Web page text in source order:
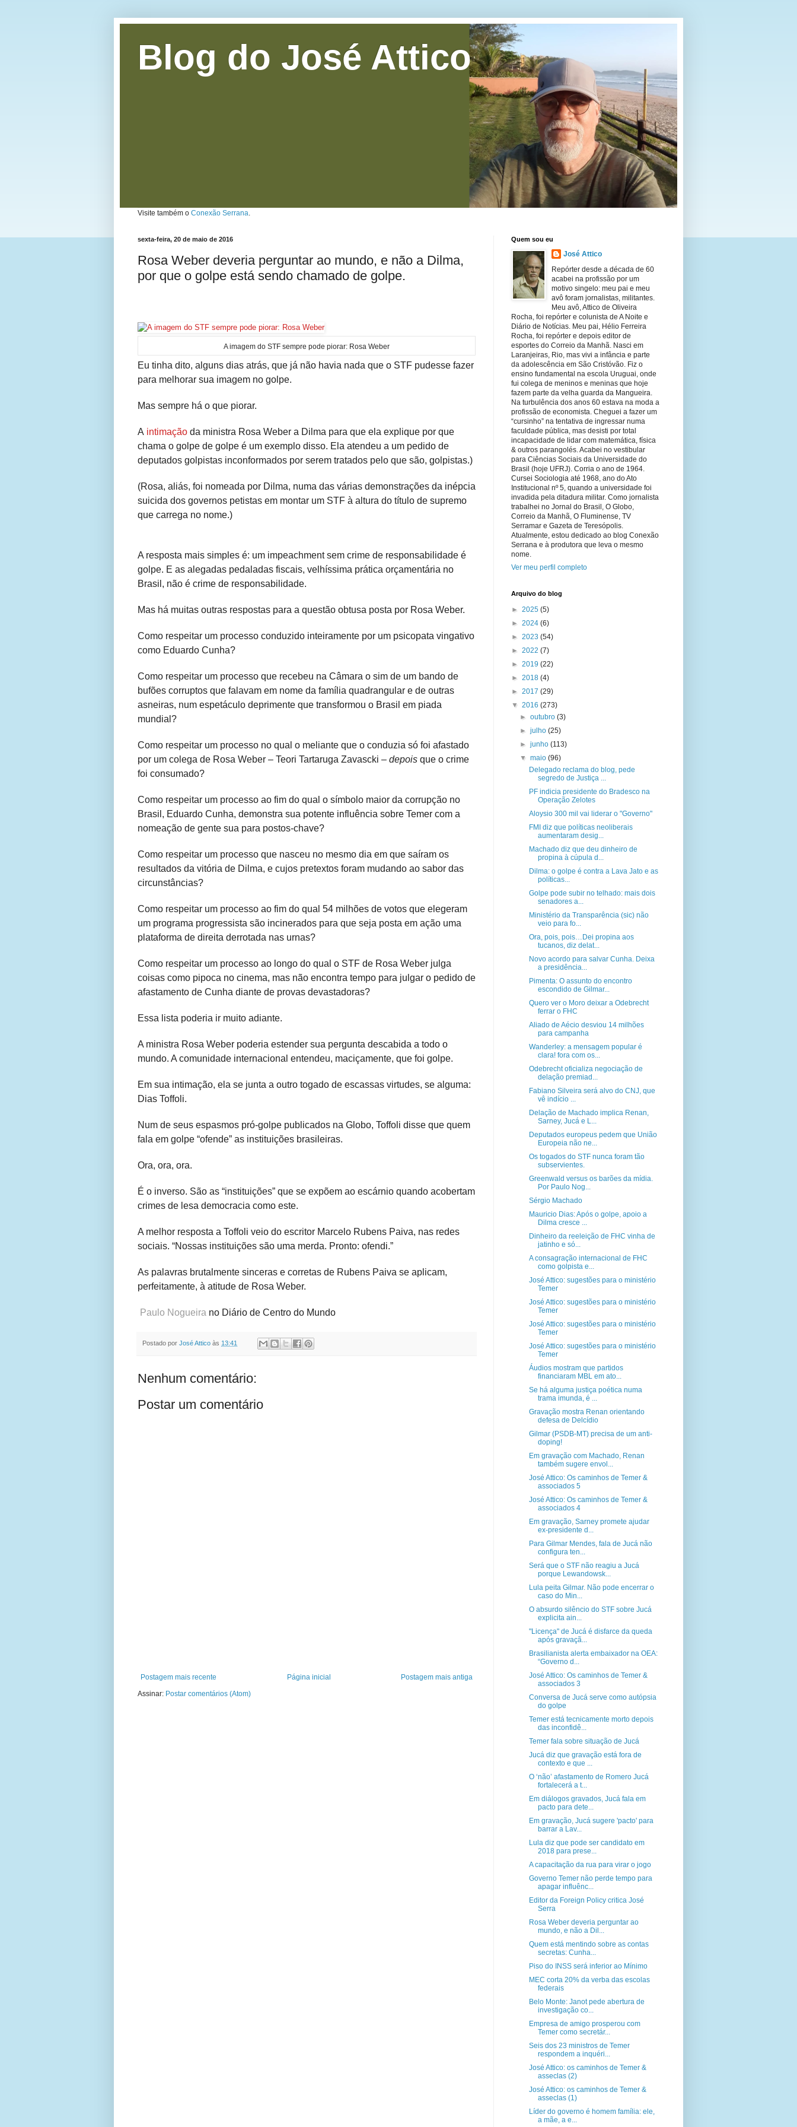
Blog do José Attico
Visite também o Conexão Serrana.
sexta-feira, 20 de maio de 2016
Rosa Weber deveria perguntar ao mundo, e não a Dilma,
por que o golpe está sendo chamado de golpe.
A imagem do STF sempre pode piorar: Rosa Weber
Eu tinha dito, alguns dias atrás, que já não havia nada que o STF pudesse fazer
para melhorar sua imagem no golpe.
Mas sempre há o que piorar.
A intimação da ministra Rosa Weber a Dilma para que ela explique por que
chama o golpe de golpe é um exemplo disso. Ela atendeu a um pedido de
deputados golpistas inconformados por serem tratados pelo que são, golpistas.)
(Rosa, aliás, foi nomeada por Dilma, numa das várias demonstrações da inépcia
suicida dos governos petistas em montar um STF à altura do título de supremo
que carrega no nome.)
A resposta mais simples é: um impeachment sem crime de responsabilidade é
golpe. E as alegadas pedaladas fiscais, velhíssima prática orçamentária no
Brasil, não é crime de responsabilidade.
Mas há muitas outras respostas para a questão obtusa posta por Rosa Weber.
Como respeitar um processo conduzido inteiramente por um psicopata vingativo
como Eduardo Cunha?
Como respeitar um processo que recebeu na Câmara o sim de um bando de
bufões corruptos que falavam em nome da família quadrangular e de outras
asneiras, num espetáculo deprimente que transformou o Brasil em piada
mundial?
Como respeitar um processo no qual o meliante que o conduzia só foi afastado
por um colega de Rosa Weber – Teori Tartaruga Zavascki – depois que o crime
foi consumado?
Como respeitar um processo ao fim do qual o símbolo maior da corrupção no
Brasil, Eduardo Cunha, demonstra sua potente influência sobre Temer com a
nomeação de gente sua para postos-chave?
Como respeitar um processo que nasceu no mesmo dia em que saíram os
resultados da vitória de Dilma, e cujos pretextos foram mudando ao sabor das
circunstâncias?
Como respeitar um processo ao fim do qual 54 milhões de votos que elegeram
um programa progressista são incinerados para que seja posta em ação uma
plataforma de direita derrotada nas urnas?
Como respeitar um processo ao longo do qual o STF de Rosa Weber julga
coisas como pipoca no cinema, mas não encontra tempo para julgar o pedido de
afastamento de Cunha diante de provas devastadoras?
Essa lista poderia ir muito adiante.
A ministra Rosa Weber poderia estender sua pergunta descabida a todo o
mundo. A comunidade internacional entendeu, maciçamente, que foi golpe.
Em sua intimação, ela se junta a outro togado de escassas virtudes, se alguma:
Dias Toffoli.
Num de seus espasmos pró-golpe publicados na Globo, Toffoli disse que quem
fala em golpe “ofende” as instituições brasileiras.
Ora, ora, ora.
É o inverso. São as “instituições” que se expõem ao escárnio quando acobertam
crimes de lesa democracia como este.
A melhor resposta a Toffoli veio do escritor Marcelo Rubens Paiva, nas redes
sociais. “Nossas instituições são uma merda. Pronto: ofendi.”
As palavras brutalmente sinceras e corretas de Rubens Paiva se aplicam,
perfeitamente, à atitude de Rosa Weber.
Paulo Nogueira no Diário de Centro do Mundo
Postado por José Attico às 13:41
Nenhum comentário:
Postar um comentário
Postagem mais recente Postagem mais antiga
Página inicial
Assinar: Postar comentários (Atom)
Quem sou eu
José Attico
Repórter desde a década de 60
acabei na profissão por um
motivo singelo: meu pai e meu
avô foram jornalistas, militantes.
Meu avô, Attico de Oliveira
Rocha, foi repórter e colunista de A Noite e
Diário de Notícias. Meu pai, Hélio Ferreira
Rocha, foi repórter e depois editor de
esportes do Correio da Manhã. Nasci em
Laranjeiras, Rio, mas vivi a infância e parte
da adolescência em São Cristóvão. Fiz o
ensino fundamental na escola Uruguai, onde
fui colega de meninos e meninas que hoje
fazem parte da velha guarda da Mangueira.
Na turbulência dos anos 60 estava na moda a
profissão de economista. Cheguei a fazer um
“cursinho” na tentativa de ingressar numa
faculdade pública, mas desisti por total
incapacidade de lidar com matemática, física
& outros parangolés. Acabei no vestibular
para Ciências Sociais da Universidade do
Brasil (hoje UFRJ). Corria o ano de 1964.
Cursei Sociologia até 1968, ano do Ato
Institucional nº 5, quando a universidade foi
invadida pela ditadura militar. Como jornalista
trabalhei no Jornal do Brasil, O Globo,
Correio da Manhã, O Fluminense, TV
Serramar e Gazeta de Teresópolis.
Atualmente, estou dedicado ao blog Conexão
Serrana e à produtora que leva o mesmo
nome.
Ver meu perfil completo
Arquivo do blog
► 2025 (5)
► 2024 (6)
► 2023 (54)
► 2022 (7)
► 2019 (22)
► 2018 (4)
► 2017 (29)
▼ 2016 (273)
►outubro(3)
►julho(25)
►junho(113)
▼maio(96)
Delegado reclama do blog, pede
segredo de Justiça ...
PF indicia presidente do Bradesco na
Operação Zelotes
Aloysio 300 mil vai liderar o "Governo"
FMI diz que políticas neoliberais
aumentaram desig...
Machado diz que deu dinheiro de
propina à cúpula d...
Dilma: o golpe é contra a Lava Jato e as
políticas...
Golpe pode subir no telhado: mais dois
senadores a...
Ministério da Transparência (sic) não
veio para fo...
Ora, pois, pois…Dei propina aos
tucanos, diz delat...
Novo acordo para salvar Cunha. Deixa
a presidência...
Pimenta: O assunto do encontro
escondido de Gilmar...
Quero ver o Moro deixar a Odebrecht
ferrar o FHC
Aliado de Aécio desviou 14 milhões
para campanha
Wanderley: a mensagem popular é
clara! fora com os...
Odebrecht oficializa negociação de
delação premiad...
Fabiano Silveira será alvo do CNJ, que
vê indício ...
Delação de Machado implica Renan,
Sarney, Jucá e L...
Deputados europeus pedem que União
Europeia não ne...
Os togados do STF nunca foram tão
subservientes.
Greenwald versus os barões da mídia.
Por Paulo Nog...
Sérgio Machado
Mauricio Dias: Após o golpe, apoio a
Dilma cresce ...
Dinheiro da reeleição de FHC vinha de
jatinho e só...
A consagração internacional de FHC
como golpista e...
José Attico: sugestões para o ministério
Temer
José Attico: sugestões para o ministério
Temer
José Attico: sugestões para o ministério
Temer
José Attico: sugestões para o ministério
Temer
Áudios mostram que partidos
financiaram MBL em ato...
Se há alguma justiça poética numa
trama imunda, é ...
Gravação mostra Renan orientando
defesa de Delcídio
Gilmar (PSDB-MT) precisa de um anti-
doping!
Em gravação com Machado, Renan
também sugere envol...
José Attico: Os caminhos de Temer &
associados 5
José Attico: Os caminhos de Temer &
associados 4
Em gravação, Sarney promete ajudar
ex-presidente d...
Para Gilmar Mendes, fala de Jucá não
configura ten...
Será que o STF não reagiu a Jucá
porque Lewandowsk...
Lula peita Gilmar. Não pode encerrar o
caso do Min...
O absurdo silêncio do STF sobre Jucá
explicita ain...
"Licença" de Jucá é disfarce da queda
após gravaçã...
Brasilianista alerta embaixador na OEA:
“Governo d...
José Attico: Os caminhos de Temer &
associados 3
Conversa de Jucá serve como autópsia
do golpe
Temer está tecnicamente morto depois
das inconfidê...
Temer fala sobre situação de Jucá
Jucá diz que gravação está fora de
contexto e que ...
O ‘não’ afastamento de Romero Jucá
fortalecerá a t...
Em diálogos gravados, Jucá fala em
pacto para dete...
Em gravação, Jucá sugere 'pacto' para
barrar a Lav...
Lula diz que pode ser candidato em
2018 para prese...
A capacitação da rua para virar o jogo
Governo Temer não perde tempo para
apagar influênc...
Editor da Foreign Policy critica José
Serra
Rosa Weber deveria perguntar ao
mundo, e não a Dil...
Quem está mentindo sobre as contas
secretas: Cunha...
Piso do INSS será inferior ao Mínimo
MEC corta 20% da verba das escolas
federais
Belo Monte: Janot pede abertura de
investigação co...
Empresa de amigo prosperou com
Temer como secretár...
Seis dos 23 ministros de Temer
respondem a inquéri...
José Attico: os caminhos de Temer &
asseclas (2)
José Attico: os caminhos de Temer &
asseclas (1)
Líder do governo é homem família: ele,
a mãe, a e...